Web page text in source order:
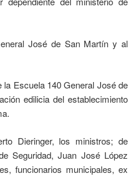
José de San Martín y al
la Escuela 140 General José de
edilicia del establecimiento
Dieringer, los ministros; de
Seguridad, Juan José López
funcionarios municipales, ex